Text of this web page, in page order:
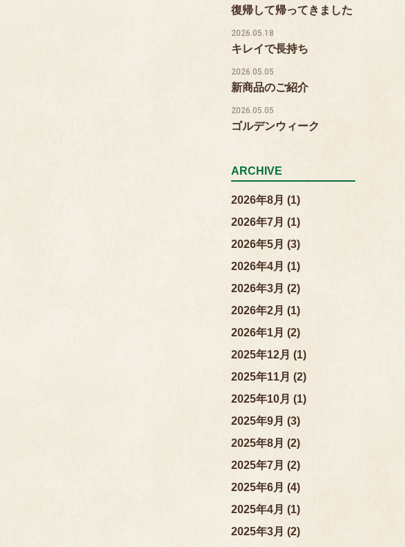
復帰して帰ってきました
キレイで長持ち
2026.05.18
新商品のご紹介
2026.05.05
ゴルデンウィーク
2026.05.05
ARCHIVE
2026年8月 (1)
2026年7月 (1)
2026年5月 (3)
2026年4月 (1)
2026年3月 (2)
2026年2月 (1)
2026年1月 (2)
2025年12月 (1)
2025年11月 (2)
2025年10月 (1)
2025年9月 (3)
2025年8月 (2)
2025年7月 (2)
2025年6月 (4)
2025年4月 (1)
2025年3月 (2)